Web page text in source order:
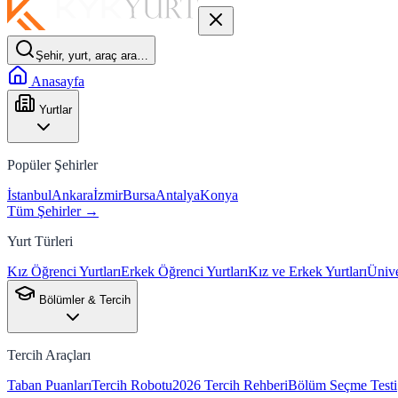
Şehir, yurt, araç ara…
Anasayfa
Yurtlar
Popüler Şehirler
İstanbulAnkaraİzmirBursaAntalyaKonya
Tüm Şehirler →
Yurt Türleri
Kız Öğrenci YurtlarıErkek Öğrenci YurtlarıKız ve Erkek Yurtları
Bölümler & Tercih
Tercih Araçları
Taban PuanlarıTercih Robotu2026 Tercih RehberiBölüm Seçme Testi